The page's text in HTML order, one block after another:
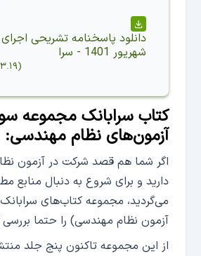
دانلود پاسخنامه تشریحی
شهریور 1401 - سرا
(۳.۱۹ مگابایت
کتاب سرابانک مجموعه
آزمون‌های نظام مهندسی:
اگر شما هم قصد شرکت در آزمون
دارید و برای شروع به دنبال منابع
می‌گردید، مجموعه‌ کتاب‌های
آزمون نظام مهندسی) را حتما بررسی
از این مجموعه تاکنون پنج جلد